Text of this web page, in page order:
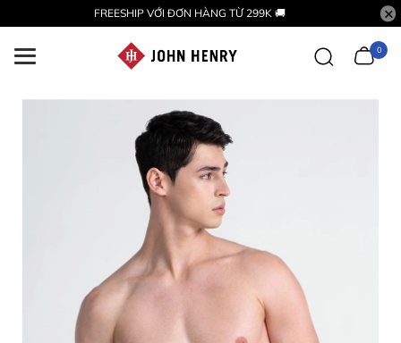
FREESHIP VỚI ĐƠN HÀNG TỪ 299K 🚚
0